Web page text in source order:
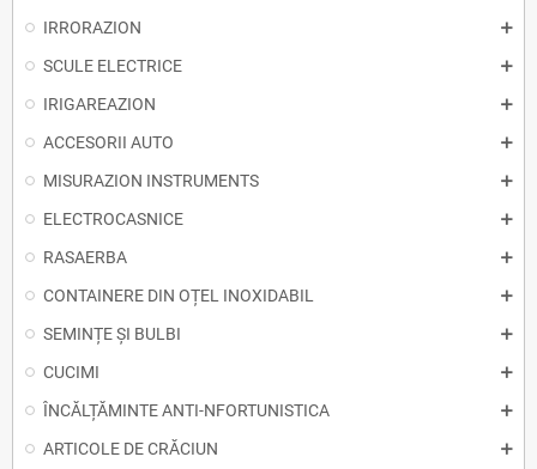
IRRORAZION
SCULE ELECTRICE
IRIGAREAZION
ACCESORII AUTO
MISURAZION INSTRUMENTS
ELECTROCASNICE
RASAERBA
CONTAINERE DIN OȚEL INOXIDABIL
SEMINȚE ȘI BULBI
CUCIMI
ÎNCĂLȚĂMINTE ANTI-NFORTUNISTICA
ARTICOLE DE CRĂCIUN